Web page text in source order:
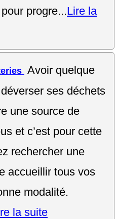
progre...Lire la
Avoir quelque
ses déchets
une source de
et c’est pour cette
rechercher une
accueillir tous vos
modalité.
la suite